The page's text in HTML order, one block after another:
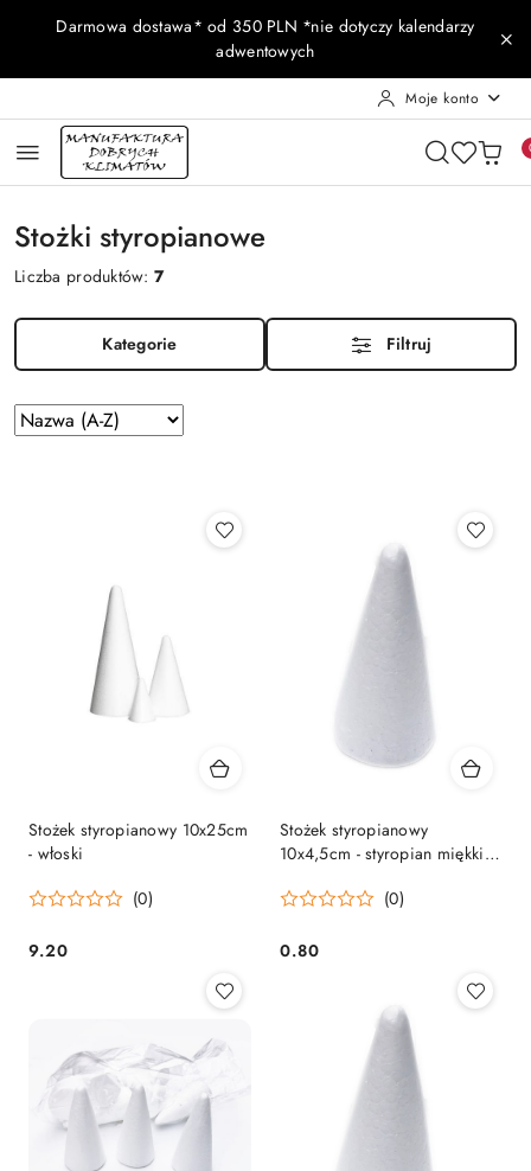
Przejdź do treści głównej
Przejdź do wyszukiwarki
Przejdź do moje konto
Przejdź do menu głównego
Przejdź do stopki
Darmowa dostawa* od 350 PLN *nie dotyczy kalendarzy
adwentowych
Moje konto
Stożki styropianowe
Liczba produktów:7
Kategorie Filtruj
Zastosowano
sortowanie:
Sortuj
według
Stożek styropianowy 10x25cm
- włoski
(0)
Cena:
9.20
Stożek styropianowy
10x4,5cm - styropian miękki
(0)
Cena:
0.80